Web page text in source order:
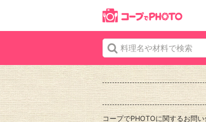
コープでPHOTOに関するお問